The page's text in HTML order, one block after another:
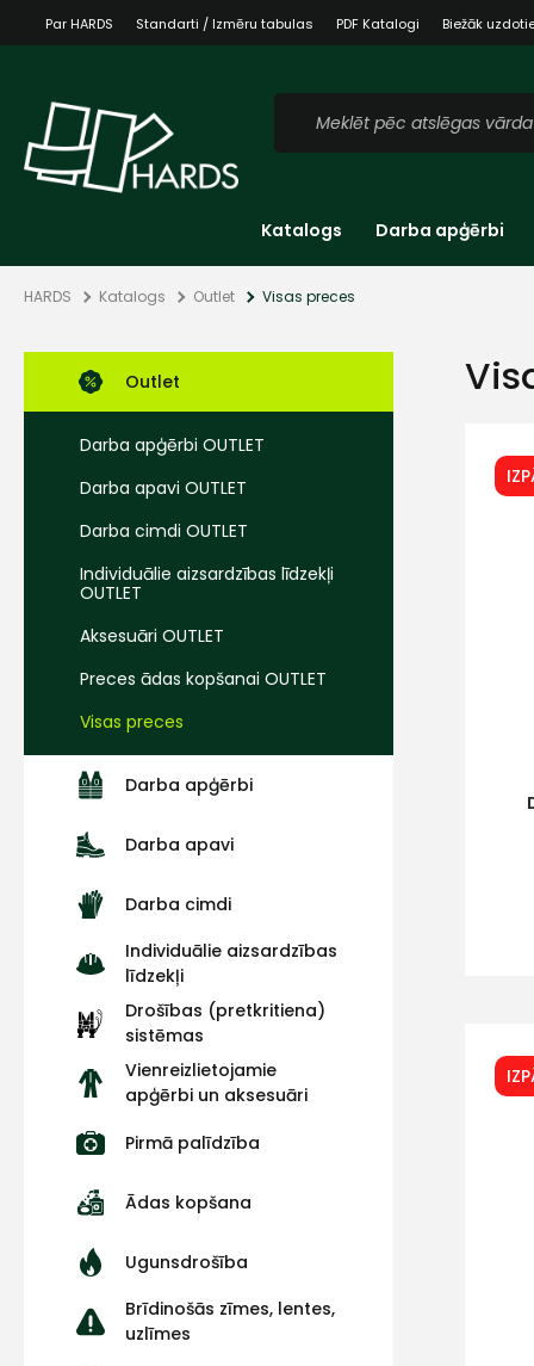
Par HARDS Standarti / Izmēru tabulas PDF Katalogi Biežāk
Katalogs Darba apģērbi
HARDS Katalogs Outlet Visas preces
Outlet
Darba apģērbi OUTLET
Darba apavi OUTLET
Darba cimdi OUTLET
Individuālie aizsardzības līdzekļi
OUTLET
Aksesuāri OUTLET
Preces ādas kopšanai OUTLET
Visas preces
Darba apģērbi
Darba apavi
Darba cimdi
Individuālie aizsardzības
līdzekļi
Drošības (pretkritiena)
sistēmas
Vienreizlietojamie
apģērbi un aksesuāri
Pirmā palīdzība
Ādas kopšana
Ugunsdrošība
Brīdinošās zīmes, lentes,
uzlīmes